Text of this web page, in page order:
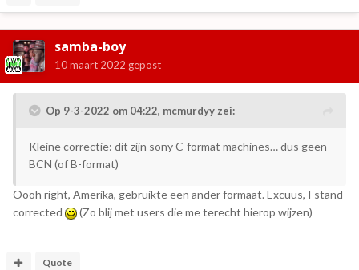
samba-boy
10 maart 2022 gepost
Op 9-3-2022 om 04:22, mcmurdyy zei:
Kleine correctie: dit zijn sony C-format machines… dus geen
BCN (of B-format)
Oooh right, Amerika, gebruikte een ander formaat. Excuus, I stand
corrected
(Zo blij met users die me terecht hierop wijzen)
Quote